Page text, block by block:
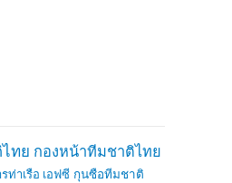
ทย กองหน้าทีมชาติไทย
ท่าเรือ เอฟซี กุนซือทีมชาติ